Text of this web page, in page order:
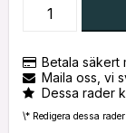
Betala säkert
Maila oss, vi
Dessa rader
\* Redigera dessa